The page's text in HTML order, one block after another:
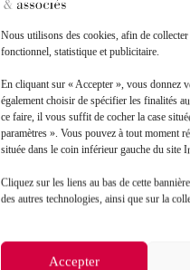
Nous utilisons des cookies, afin de
fonctionnel, statistique et publicitaire.
En cliquant sur « Accepter », vous donnez
également choisir de spécifier les finalités
ce faire, il vous suffit de cocher la case
paramètres ». Vous pouvez à tout moment
située dans le coin inférieur gauche du site
Cliquez sur les liens au bas de cette
des autres technologies, ainsi que sur la
Accepter